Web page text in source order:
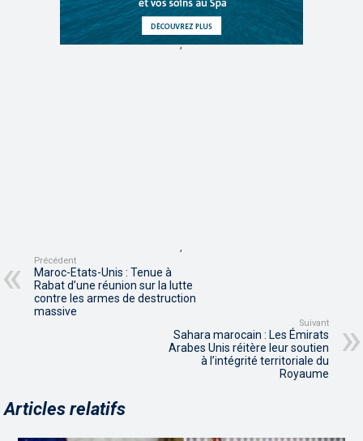
,
,
Précédent
Maroc-Etats-Unis : Tenue à
Rabat d’une réunion sur la lutte
contre les armes de destruction
massive
Suivant
Sahara marocain : Les Émirats
Arabes Unis réitère leur soutien
à l’intégrité territoriale du
Royaume
Articles relatifs